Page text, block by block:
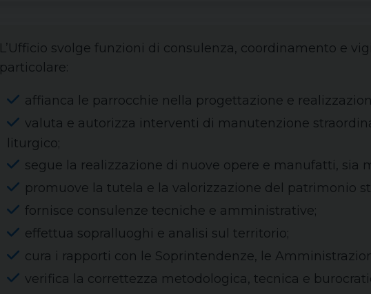
L’Ufficio svolge funzioni di consulenza, coordinamento e
particolare:
affianca le parrocchie nella progettazione e
valuta e autorizza interventi di manutenzione
liturgico;
segue la realizzazione di nuove opere e manufatti, sia
promuove la tutela e la valorizzazione del patrimonio
fornisce consulenze tecniche e amministrative;
effettua sopralluoghi e analisi sul territorio;
cura i rapporti con le Soprintendenze, le
verifica la correttezza metodologica, tecnica e